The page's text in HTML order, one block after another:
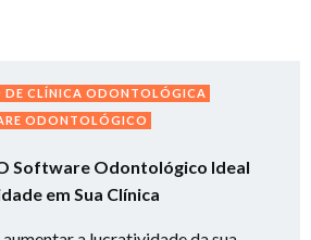
DE CLÍNICA ODONTOLÓGICA
ODONTOLÓGICO
Software Odontológico Ideal
em Sua Clínica